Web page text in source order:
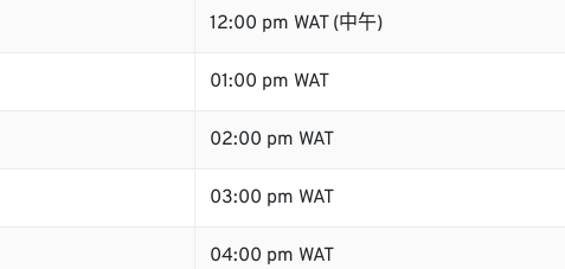
12:00 pm WAT (中午)
01:00 pm WAT
02:00 pm WAT
03:00 pm WAT
04:00 pm WAT